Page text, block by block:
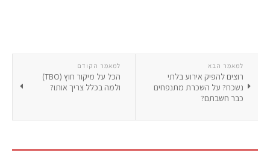
למאמר הקודם
הכל על מיקור חוץ (TBO)
ולמה בכלל צריך אותו?
למאמר הבא
רוצים להפיק אירוע בלתי
נשכח? על השכרת מתנפחים
כבר חשבתם?